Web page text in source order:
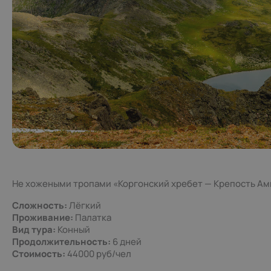
Не хожеными тропами «Коргонский хребет — Крепость
Сложность:Лёгкий
Проживание: Палатка
Вид тура: Конный
Продолжительность: 6 дней
Стоимость: 44000 руб/чел